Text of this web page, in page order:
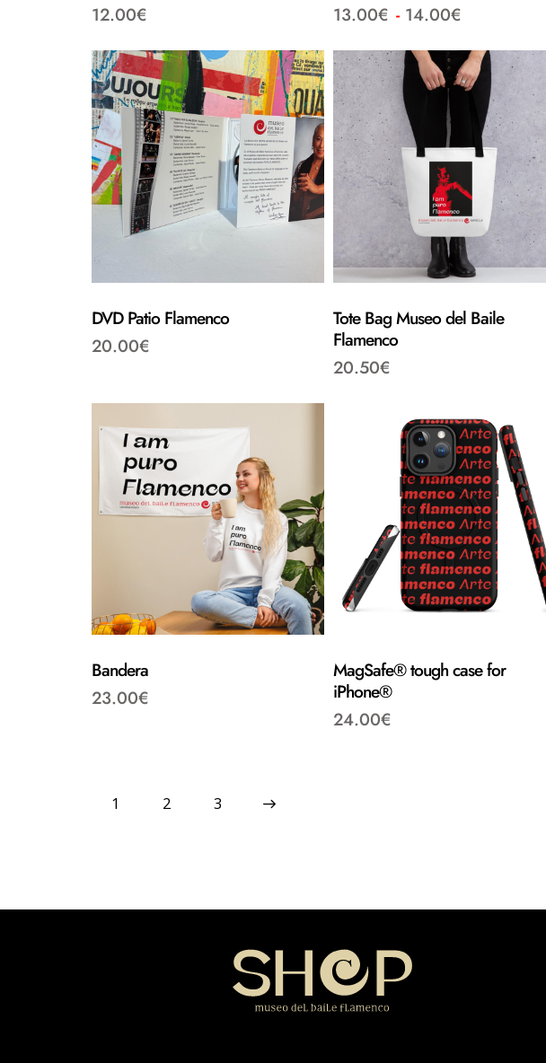
12.00€ 13.00€ - 14.00€
DVD Patio Flamenco
20.00€
Tote Bag Museo del Baile
Flamenco
20.50€
Bandera
23.00€
MagSafe® tough case for
iPhone®
24.00€
1 2 3